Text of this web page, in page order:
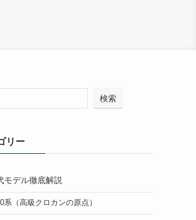
検索
リー
モデル徹底解説
系（高級クロカンの原点）